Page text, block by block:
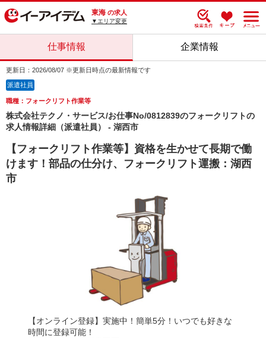
東海 の求人
▼エリア変更
仕事情報 企業情報
更新日：2026/08/07 ※更新日時点の最新情報です
派遣社員
職種：フォークリフト作業等
株式会社テクノ・サービス/お仕事No/0812839のフォークリフトの
求人情報詳細（派遣社員） - 湖西市
【フォークリフト作業等】資格を生かせて長期で働
けます！部品の仕分け、フォークリフト運搬：湖西
市
【オンライン登録】実施中！簡単5分！いつでも好きな
時間に登録可能！